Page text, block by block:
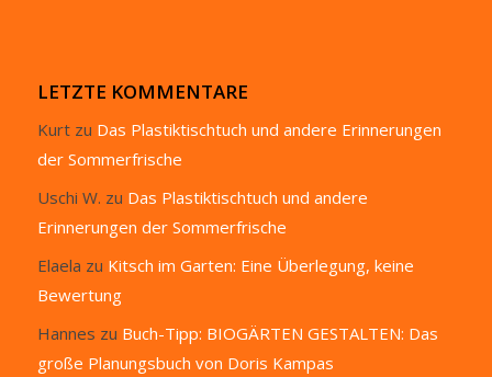
LETZTE KOMMENTARE
Kurtzu Das Plastiktischtuch und andere Erinnerungen
der Sommerfrische
Uschi W. zu Das Plastiktischtuch und andere
Erinnerungen der Sommerfrische
Elaela zu Kitsch im Garten: Eine Überlegung, keine
Bewertung
Hannes zu Buch-Tipp: BIOGÄRTEN GESTALTEN: Das
große Planungsbuch von Doris Kampas